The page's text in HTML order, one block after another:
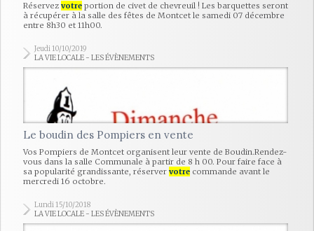
Réservez votre portion de civet de chevreuil ! Les barquettes seront
à récupérer à la salle des fêtes de Montcet le samedi 07 décembre
entre 8h30 et 11h00.
Jeudi 10/10/2019
LA VIE LOCALE - LES ÉVÈNEMENTS
Le boudin des Pompiers en vente
Vos Pompiers de Montcet organisent leur vente de Boudin.Rendez-
vous dans la salle Communale à partir de 8 h 00. Pour faire face à
sa popularité grandissante, réserver votre commande avant le
mercredi 16 octobre.
Lundi 15/10/2018
LA VIE LOCALE - LES ÉVÈNEMENTS